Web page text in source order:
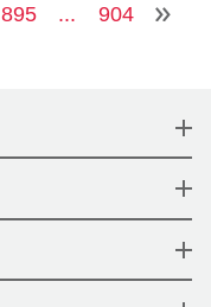
895 ... 904